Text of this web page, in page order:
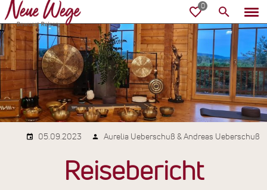
05.09.2023 Aurelia Ueberschuß & Andreas Ueberschuß
Reisebericht